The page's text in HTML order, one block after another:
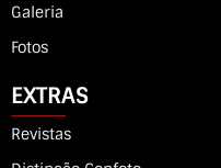
Galeria
Fotos
EXTRAS
Revistas